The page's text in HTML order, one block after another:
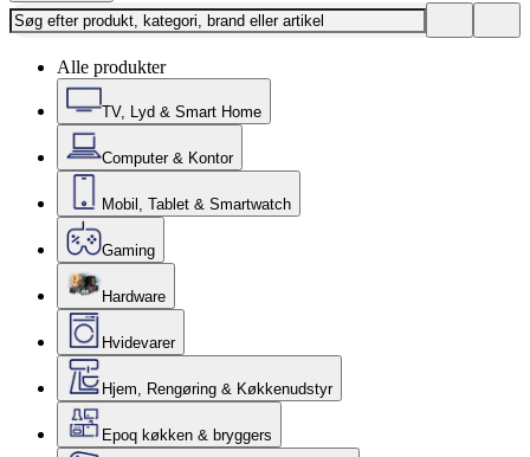
Alle produkter
TV, Lyd & Smart Home
Computer & Kontor
Mobil, Tablet & Smartwatch
Gaming
Hardware
Hvidevarer
Hjem, Rengøring & Køkkenudstyr
Epoq køkken & bryggers